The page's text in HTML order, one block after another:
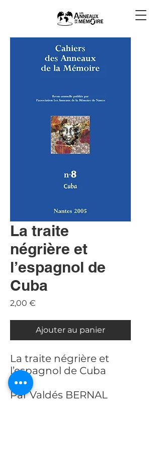
La traite
négrière et
l’espagnol de
Cuba
2,00 €
Ajouter au panier
La traite négrière et
l’espagnol de Cuba
Par Valdés BERNAL